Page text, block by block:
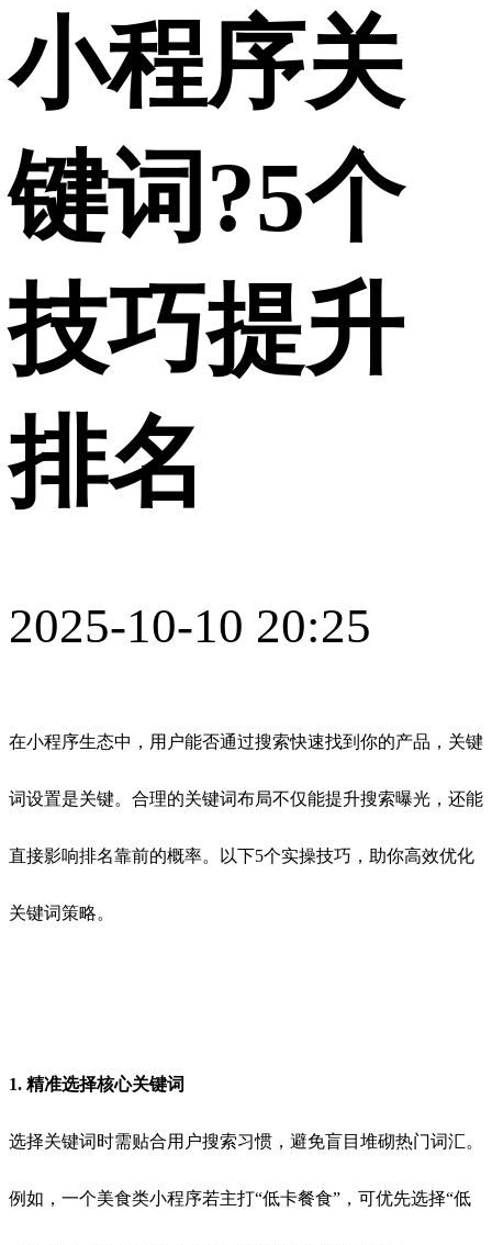
小程序关
键词?5个
技巧提升
排名
2025-10-10 20:25
在小程序生态中，用户能否通过搜索快速找到你的产品，关键
词设置是关键。合理的关键词布局不仅能提升搜索曝光，还能
直接影响排名靠前的概率。以下5个实操技巧，助你高效优化
关键词策略。
1. 精准选择核心关键词
选择关键词时需贴合用户搜索习惯，避免盲目堆砌热门词汇。
例如，一个美食类小程序若主打“低卡餐食”，可优先选择“低